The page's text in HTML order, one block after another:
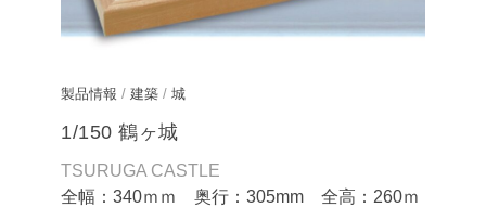
製品情報 / 建築 / 城
1/150 鶴ヶ城
TSURUGA CASTLE
全幅：340ｍｍ 奥行：305mm 全高：260ｍ